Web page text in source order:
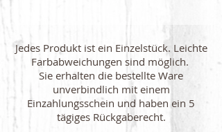
Jedes Produkt ist ein Einzelstück. Leichte
Farbabweichungen sind möglich.
Sie erhalten die bestellte Ware
unverbindlich mit einem
Einzahlungsschein und haben ein 5
tägiges Rückgaberecht.